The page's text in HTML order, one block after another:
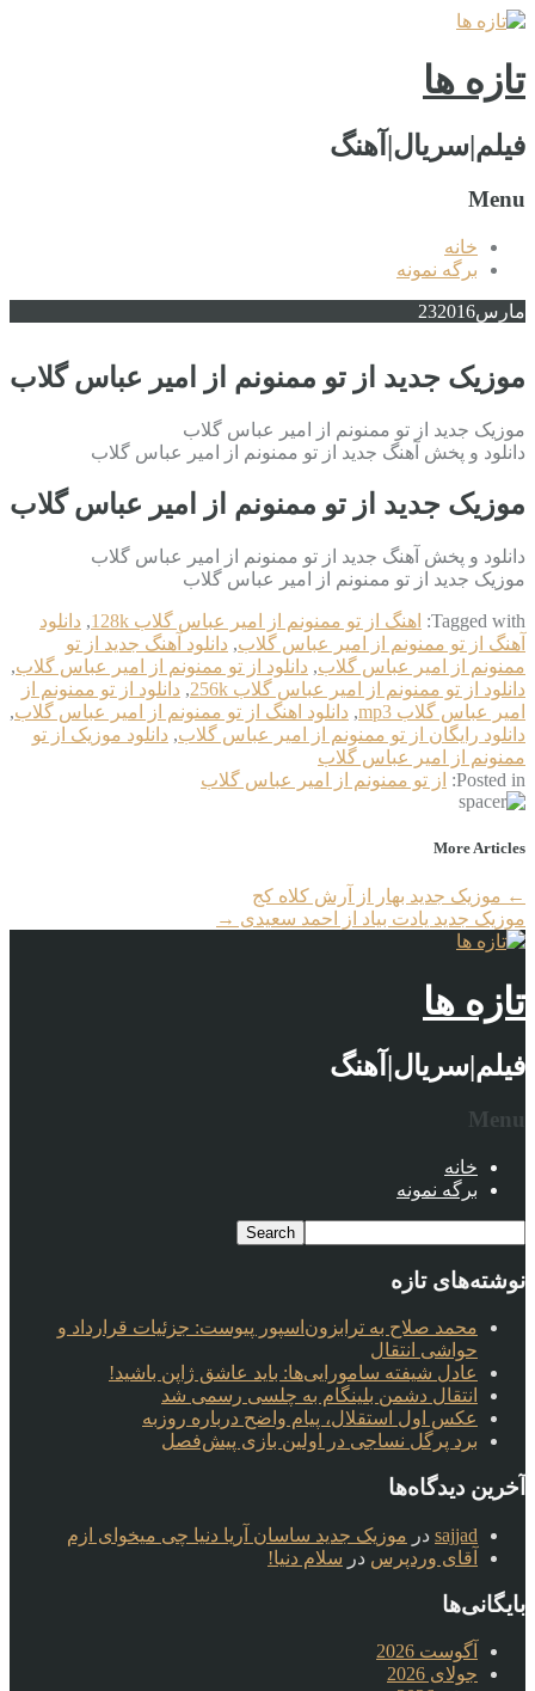
تازه ها
فیلم|سریال|آهنگ
Menu
خانه
برگه نمونه
مارس 232016
موزیک جدید از تو ممنونم از امیر عباس گلاب
موزیک جدید از تو ممنونم از امیر عباس گلاب
دانلود و پخش آهنگ جدید از تو ممنونم از امیر عباس گلاب
موزیک جدید از تو ممنونم از امیر عباس گلاب
دانلود و پخش آهنگ جدید از تو ممنونم از امیر عباس گلاب
موزیک جدید از تو ممنونم از امیر عباس گلاب
Tagged with: اهنگ از تو ممنونم از امیر عباس گلاب 128k , دانلود
آهنگ از تو ممنونم از امیر عباس گلاب, دانلود آهنگ جدید از تو
ممنونم از امیر عباس گلاب, دانلود از تو ممنونم از امیر عباس گلاب,
دانلود از تو ممنونم از امیر عباس گلاب 256k
, دانلود از تو ممنونم از
امیر عباس گلاب mp3
, دانلود اهنگ از تو ممنونم از امیر عباس گلاب,
دانلود رایگان از تو ممنونم از امیر عباس گلاب, دانلود موزیک از تو
ممنونم از امیر عباس گلاب
Posted in:
از تو ممنونم از امیر عباس گلاب
More Articles
← موزیک جدید بهار از آرش کلاه کج
موزیک جدید یادت بیاد از احمد سعیدی →
تازه ها
فیلم|سریال|آهنگ
Menu
خانه
برگه نمونه
نوشته‌های تازه
محمد صلاح به ترابزون‌اسپور پیوست: جزئیات قرارداد و
حواشی انتقال
عادل شیفته سامورایی‌ها: باید عاشق ژاپن باشید!
انتقال دشمن بلینگام به چلسی رسمی شد
عکس اول استقلال، پیام واضح درباره روزبه
برد پرگل نساجی در اولین بازی پیش‌فصل
آخرین دیدگاه‌ها
sajjad در موزیک جدید ساسان آریا دنیا چی میخوای ازم
آقای وردپرس در سلام دنیا!
بایگانی‌ها
آگوست 2026
جولای 2026